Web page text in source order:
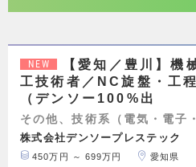
NEW
【愛知／豊川】機
工技術者／NC旋盤・工
（デンソー100%出
その他、技術系（電気・電子
株式会社デンソープレステック
450万円 ～ 699万円 愛知県